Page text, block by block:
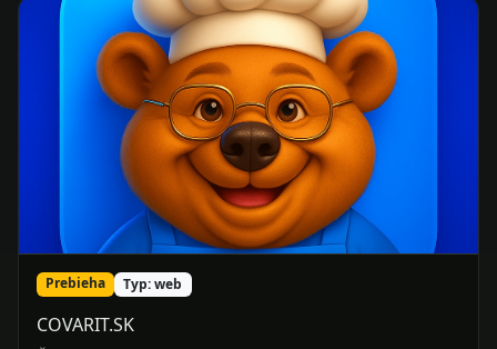
Prebieha Typ: web
COVARIT.SK
Čo dnes variť? Vyber si podľa toho, čo máš doma, koľko
máš času alebo na čo máš práve chuť.
Prejsť na projekt